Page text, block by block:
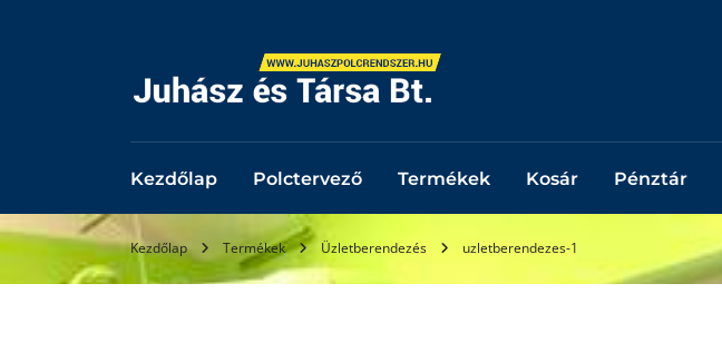
Kezdőlap Polctervező Termékek Kosár Pénztár
Kezdőlap Termékek Üzletberendezés uzletberendezes-1